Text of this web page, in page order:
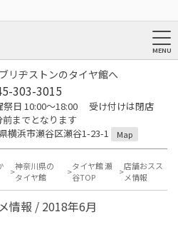
リヂストンのタイヤ館へ
303-3015
日 10:00～18:00 受け付けは閉店
前までとなります
横浜市瀬谷区瀬谷1-23-1
Map
神奈川県の
タイヤ館
タイヤ館 瀬
谷TOP
店舗おスス
メ情報
情報 / 2018年6月